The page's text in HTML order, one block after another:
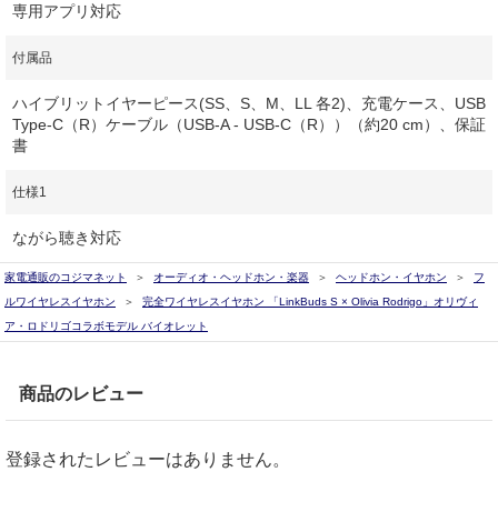
専用アプリ対応
付属品
ハイブリットイヤーピース(SS、S、M、LL 各2)、充電ケース、USB
Type-C（R）ケーブル（USB-A - USB-C（R））（約20 cm）、保証
書
仕様1
ながら聴き対応
家電通販のコジマネット オーディオ・ヘッドホン・楽器 ヘッドホン・イヤホン
フ
ルワイヤレスイヤホン
完全ワイヤレスイヤホン 「LinkBuds S × Olivia Rodrigo」オリヴィ
ア・ロドリゴコラボモデル バイオレット
商品のレビュー
登録されたレビューはありません。